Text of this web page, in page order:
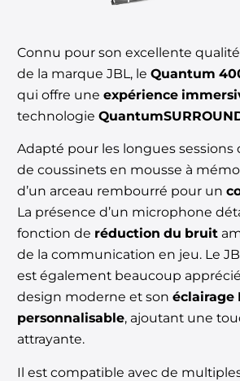
Connu pour son excellente
de la marque JBL, le Quantum
qui offre une expérience
technologie
Adapté pour les longues sessions
de coussinets en mousse à
d’un arceau rembourré pour un
La présence d’un microphone
fonction de réduction du bruit
de la communication en jeu. Le
est également beaucoup
design moderne et son éclairage
personnalisable, ajoutant une
attrayante.
Il est compatible avec de